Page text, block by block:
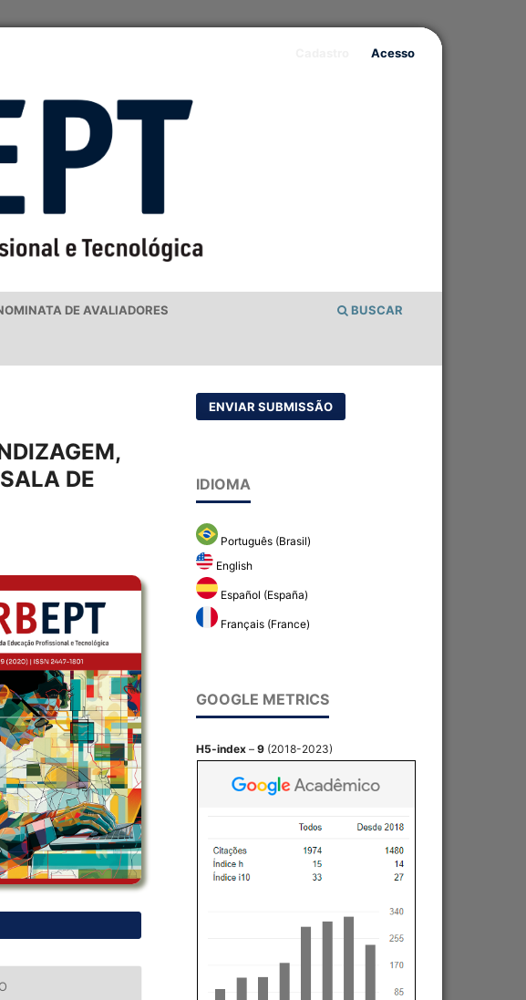
DE AVALIADORES BUSCAR
Acesso
DE
ENVIAR SUBMISSÃO
IDIOMA
Português (Brasil)
English
Español (España)
Français (France)
GOOGLE METRICS
H5-index – 9 (2018-2023)